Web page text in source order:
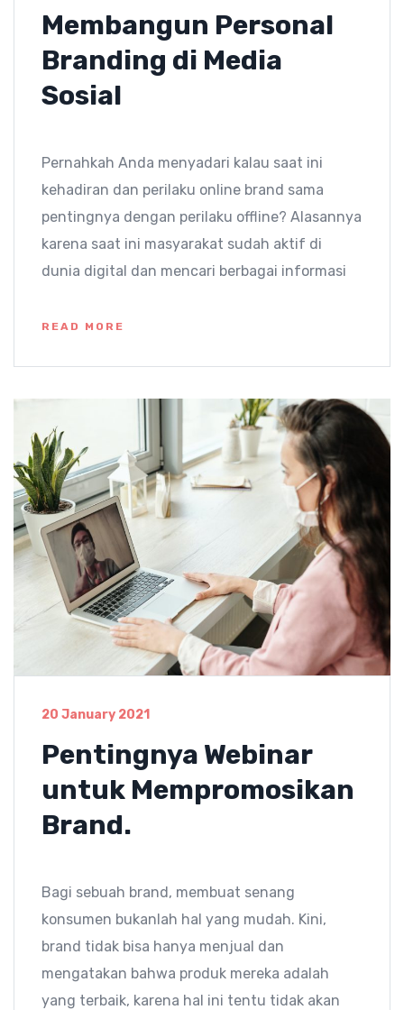
Membangun Personal
Branding di Media
Sosial
Pernahkah Anda menyadari kalau saat ini
kehadiran dan perilaku online brand sama
pentingnya dengan perilaku offline? Alasannya
karena saat ini masyarakat sudah aktif di
dunia digital dan mencari berbagai informasi
READ MORE
20 January 2021
Pentingnya Webinar
untuk Mempromosikan
Brand.
Bagi sebuah brand, membuat senang
konsumen bukanlah hal yang mudah. Kini,
brand tidak bisa hanya menjual dan
mengatakan bahwa produk mereka adalah
yang terbaik, karena hal ini tentu tidak akan